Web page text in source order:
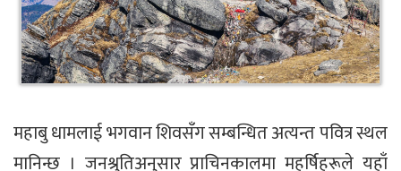
महाबु धामलाई भगवान शिवसँग सम्बन्धित अत्यन्त पवित्र स्थल
मानिन्छ । जनश्रुतिअनुसार प्राचिनकालमा महर्षिहरूले यहाँ